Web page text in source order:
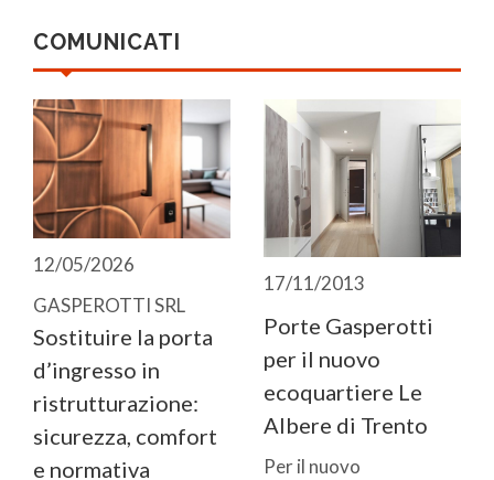
COMUNICATI
12/05/2026
GASPEROTTI SRL
Sostituire la porta
d’ingresso in
ristrutturazione:
sicurezza, comfort
e normativa
17/11/2013
Porte Gasperotti
per il nuovo
ecoquartiere Le
Albere di Trento
Per il nuovo